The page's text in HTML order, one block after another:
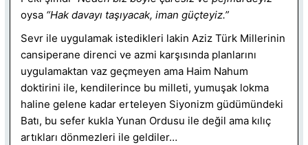
oysa “Hak davayı taşıyacak, iman güçteyiz.”
Sevr ile uygulamak istedikleri lakin Aziz Türk Millerinin
cansiperane direnci ve azmi karşısında planlarını
uygulamaktan vaz geçmeyen ama Haim Nahum
doktirini ile, kendilerince bu milleti, yumuşak lokma
haline gelene kadar erteleyen Siyonizm güdümündeki
Batı, bu sefer kukla Yunan Ordusu ile değil ama kılıç
artıkları dönmezleri ile geldiler…